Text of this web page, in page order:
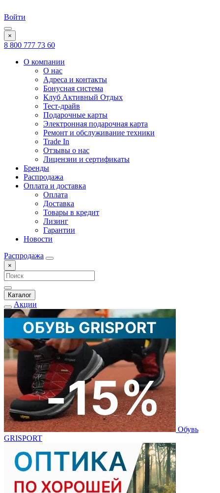
Войти
×
8 800 777 73 60
О компании
О нас
Адреса и контакты
Бонусная система
Клуб Активный Отдых
Тест-драйв
Подарочные карты
Электронная подарочная карта
Ремонт и обслуживание техники
Trade In
Отзывы о нас
Лицензии и сертификаты
Бренды
Распродажа
Оплата и доставка
Оплата
Доставка
Товары в кредит
Лизинг
Гарантии
Новости
Распродажа
×
Каталог
Акции
Обувь
GRISPORT